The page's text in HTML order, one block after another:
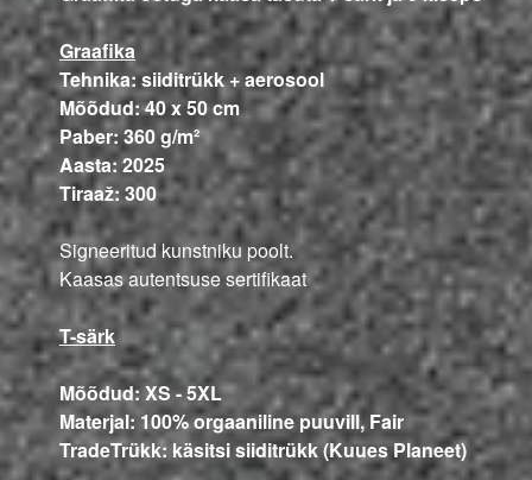
Graafika
Tehnika: siiditrükk + aerosool
Mõõdud: 40 x 50 cm
Paber: 360 g/m²
Aasta: 2025
Tiraaž: 300
Signeeritud kunstniku poolt.
Kaasas autentsuse sertifikaat
T-särk
Mõõdud: XS - 5XL
Materjal: 100% orgaaniline puuvill, Fair
TradeTrükk: käsitsi siiditrükk (Kuues Planeet)